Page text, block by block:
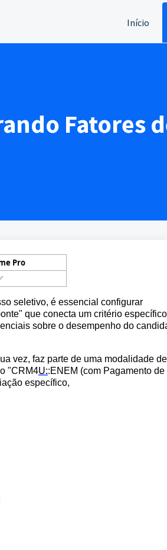
Início
Fatores
Pro
seletivo, é essencial configurar
que conecta um critério
sobre o desempenho do
vez, faz parte de uma modalidade de
"CRM4U::ENEM (com Pagamento de
específico,